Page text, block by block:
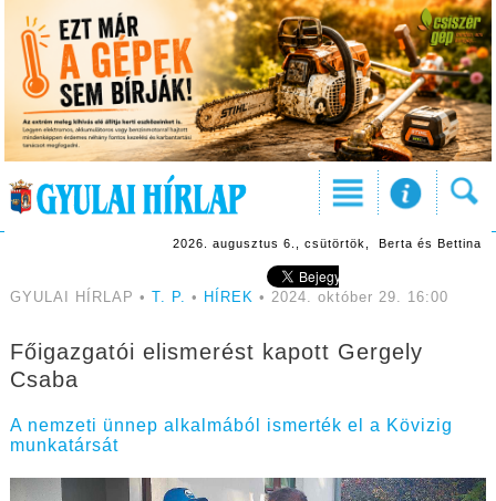
2026. augusztus 6., csütörtök, Berta és Bettina
GYULAI HÍRLAP • T. P. • HÍREK • 2024. október 29. 16:00
Főigazgatói elismerést kapott Gergely
Csaba
A nemzeti ünnep alkalmából ismerték el a Kövizig
munkatársát